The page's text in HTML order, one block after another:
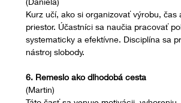
Kurz učí, ako si organizovať výrobu, čas
priestor. Účastníci sa naučia pracovať
systematicky a efektívne. Disciplína sa
nástroj slobody.
6. Remeslo ako dlhodobá cesta
(Martin)